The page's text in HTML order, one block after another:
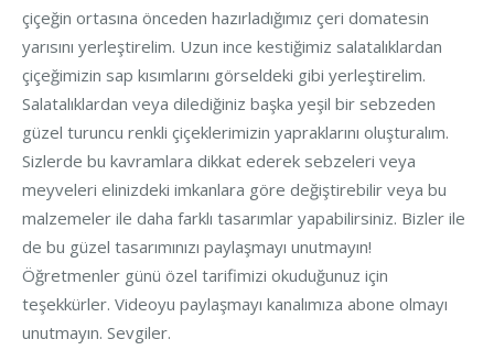
çiçeğin ortasına önceden hazırladığımız çeri domatesin
yarısını yerleştirelim. Uzun ince kestiğimiz salatalıklardan
çiçeğimizin sap kısımlarını görseldeki gibi yerleştirelim.
Salatalıklardan veya dilediğiniz başka yeşil bir sebzeden
güzel turuncu renkli çiçeklerimizin yapraklarını oluşturalım.
Sizlerde bu kavramlara dikkat ederek sebzeleri veya
meyveleri elinizdeki imkanlara göre değiştirebilir veya bu
malzemeler ile daha farklı tasarımlar yapabilirsiniz. Bizler ile
de bu güzel tasarımınızı paylaşmayı unutmayın!
Öğretmenler günü özel tarifimizi okuduğunuz için
teşekkürler. Videoyu paylaşmayı kanalımıza abone olmayı
unutmayın. Sevgiler.